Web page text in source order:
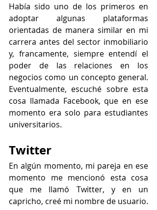
Había sido uno de los primeros en
adoptar algunas plataformas
orientadas de manera similar en mi
carrera antes del sector inmobiliario
y, francamente, siempre entendí el
poder de las relaciones en los
negocios como un concepto general.
Eventualmente, escuché sobre esta
cosa llamada Facebook, que en ese
momento era solo para estudiantes
universitarios.
Twitter
En algún momento, mi pareja en ese
momento me mencionó esta cosa
que me llamó Twitter, y en un
capricho, creé mi nombre de usuario.